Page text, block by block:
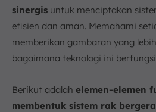
sinergis untuk menciptakan
efisien dan aman. Memahami
memberikan gambaran yang
bagaimana teknologi ini
Berikut adalah elemen-elemen
membentuk sistem rak